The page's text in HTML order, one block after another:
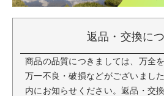
返品・交換に
商品の品質につきましては、万全
万一不良・破損などがございまし
内にお知らせください。返品・交